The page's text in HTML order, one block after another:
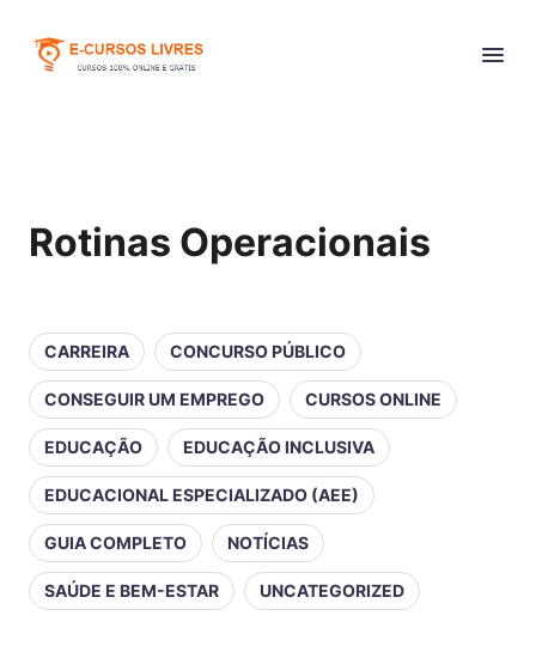
Rotinas Operacionais
CARREIRA CONCURSO PÚBLICO
CONSEGUIR UM EMPREGO CURSOS ONLINE
EDUCAÇÃO EDUCAÇÃO INCLUSIVA
EDUCACIONAL ESPECIALIZADO (AEE)
GUIA COMPLETO NOTÍCIAS
SAÚDE E BEM-ESTAR UNCATEGORIZED